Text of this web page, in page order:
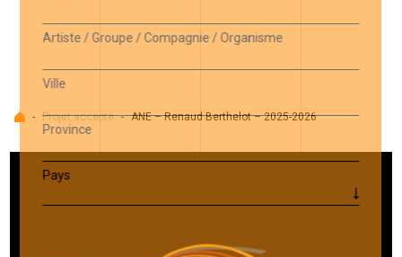
Accueil
- Projet accepté - ANE – Renaud Berthelot – 2025-2026
Artiste / Groupe / Compagnie / Organisme
Ville
Province
Pays